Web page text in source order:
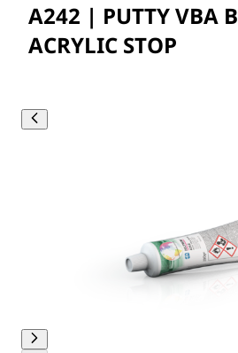
A242 | PUTTY VBA
ACRYLIC STOP